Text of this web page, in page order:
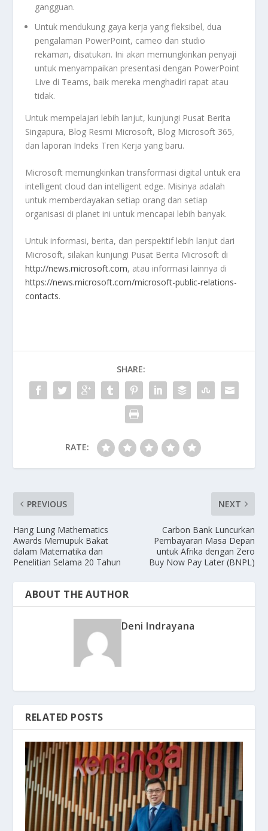
gangguan.
Untuk mendukung gaya kerja yang fleksibel, dua
pengalaman PowerPoint, cameo dan studio
rekaman, disatukan. Ini akan memungkinkan penyaji
untuk menyampaikan presentasi dengan PowerPoint
Live di Teams, baik mereka menghadiri rapat atau
tidak.
Untuk mempelajari lebih lanjut, kunjungi Pusat Berita
Singapura, Blog Resmi Microsoft, Blog Microsoft 365,
dan laporan Indeks Tren Kerja yang baru.
Microsoft memungkinkan transformasi digital untuk era
intelligent cloud dan intelligent edge. Misinya adalah
untuk memberdayakan setiap orang dan setiap
organisasi di planet ini untuk mencapai lebih banyak.
Untuk informasi, berita, dan perspektif lebih lanjut dari
Microsoft, silakan kunjungi Pusat Berita Microsoft di
http://news.microsoft.com, atau informasi lainnya di
https://news.microsoft.com/microsoft-public-relations-
contacts.
SHARE:
RATE:
PREVIOUS
Hang Lung Mathematics
Awards Memupuk Bakat
dalam Matematika dan
Penelitian Selama 20 Tahun
NEXT
Carbon Bank Luncurkan
Pembayaran Masa Depan
untuk Afrika dengan Zero
Buy Now Pay Later (BNPL)
ABOUT THE AUTHOR
Deni Indrayana
RELATED POSTS